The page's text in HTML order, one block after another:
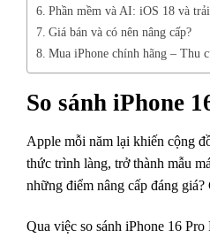
Phần mềm và AI: iOS 18 và
Giá bán và có nên nâng cấp?
Mua iPhone chính hãng – Thu
So sánh iPhone
Apple mỗi năm lại khiến cộng
thức trình làng, trở thành mẫu
những điểm nâng cấp đáng
Qua việc so sánh iPhone 16